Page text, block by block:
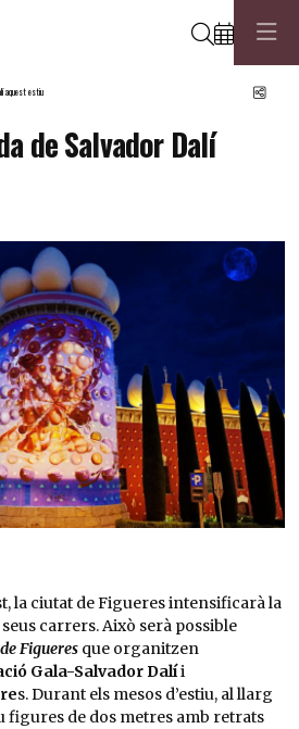
Cerca
aquest estiu
de Salvador Dalí
la ciutat de Figueres intensificarà la
carrers. Això serà possible
Figueresque organitzen
Gala-Salvador Dalíi
s. Durant els mesos d’estiu, al llarg
figures de dos metres amb retrats